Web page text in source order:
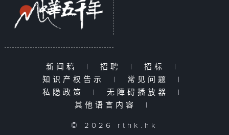
新闻稿 | 招聘 | 招标
|
知识产权告示
| 常见问题
|
私隐政策
| 无障碍播放器
|
其他语言内容
|
© 2026 rthk.hk